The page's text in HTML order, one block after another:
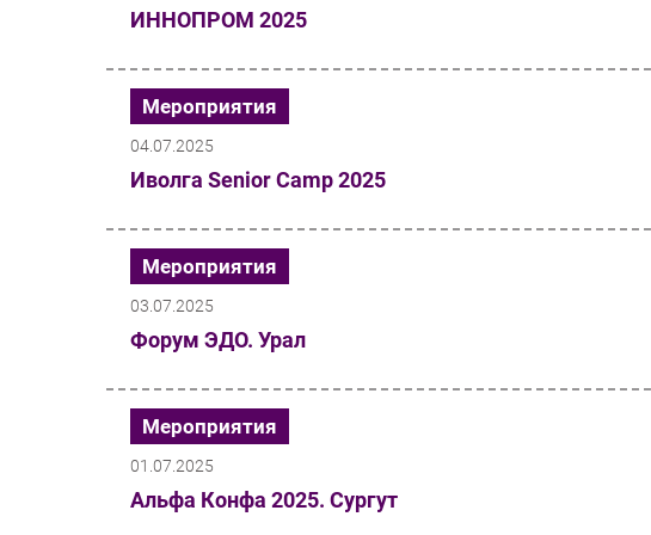
ИННОПРОМ 2025
Мероприятия
04.07.2025
Иволга Senior Camp 2025
Мероприятия
03.07.2025
Форум ЭДО. Урал
Мероприятия
01.07.2025
Альфа Конфа 2025. Сургут